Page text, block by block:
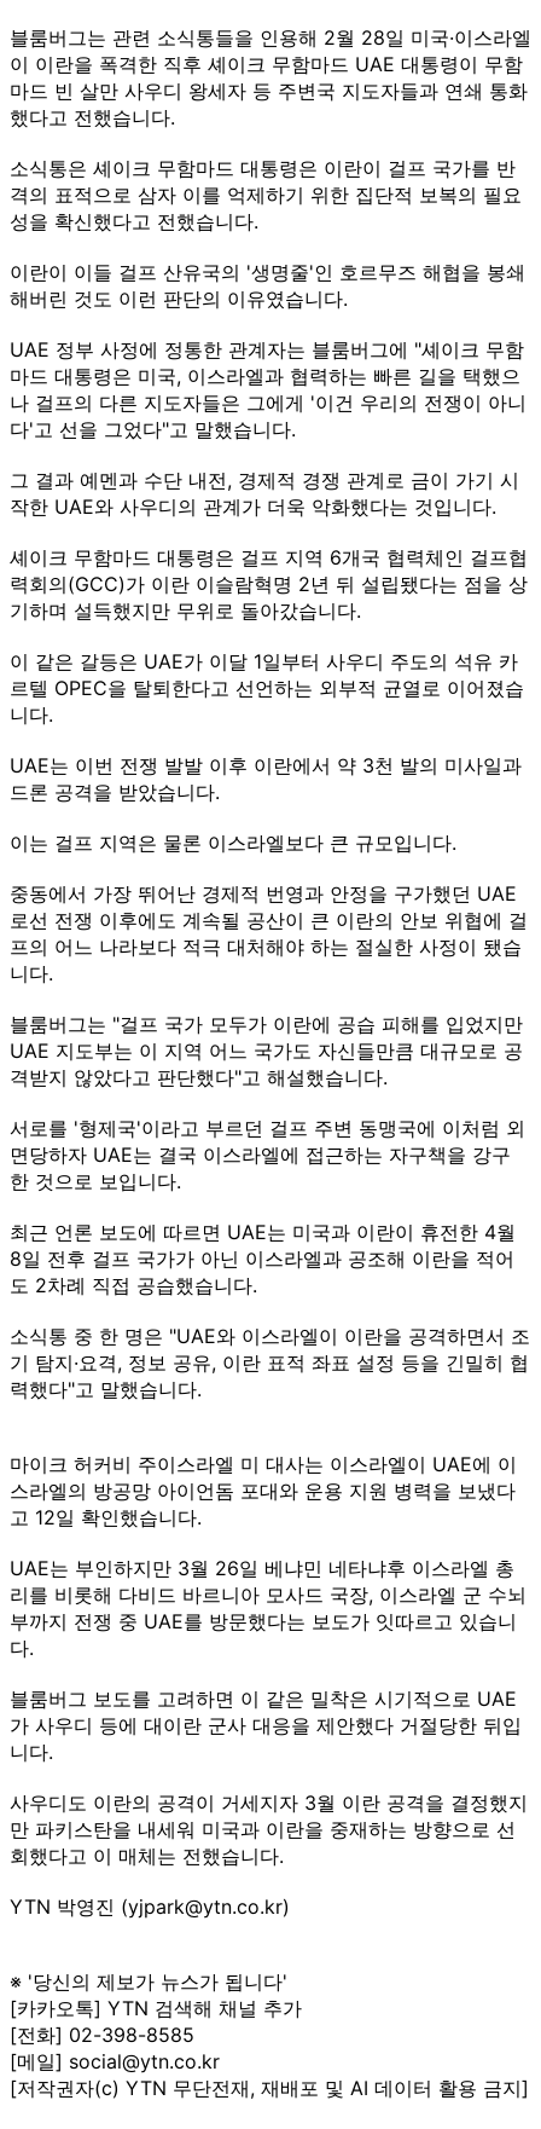
블룸버그는 관련 소식통들을 인용해 2월 28일 미국·이스라엘
이 이란을 폭격한 직후 셰이크 무함마드 UAE 대통령이 무함
마드 빈 살만 사우디 왕세자 등 주변국 지도자들과 연쇄 통화
했다고 전했습니다.
소식통은 셰이크 무함마드 대통령은 이란이 걸프 국가를 반
격의 표적으로 삼자 이를 억제하기 위한 집단적 보복의 필요
성을 확신했다고 전했습니다.
이란이 이들 걸프 산유국의 '생명줄'인 호르무즈 해협을 봉쇄
해버린 것도 이런 판단의 이유였습니다.
UAE 정부 사정에 정통한 관계자는 블룸버그에 "셰이크 무함
마드 대통령은 미국, 이스라엘과 협력하는 빠른 길을 택했으
나 걸프의 다른 지도자들은 그에게 '이건 우리의 전쟁이 아니
다'고 선을 그었다"고 말했습니다.
그 결과 예멘과 수단 내전, 경제적 경쟁 관계로 금이 가기 시
작한 UAE와 사우디의 관계가 더욱 악화했다는 것입니다.
셰이크 무함마드 대통령은 걸프 지역 6개국 협력체인 걸프협
력회의(GCC)가 이란 이슬람혁명 2년 뒤 설립됐다는 점을 상
기하며 설득했지만 무위로 돌아갔습니다.
이 같은 갈등은 UAE가 이달 1일부터 사우디 주도의 석유 카
르텔 OPEC을 탈퇴한다고 선언하는 외부적 균열로 이어졌습
니다.
UAE는 이번 전쟁 발발 이후 이란에서 약 3천 발의 미사일과
드론 공격을 받았습니다.
이는 걸프 지역은 물론 이스라엘보다 큰 규모입니다.
중동에서 가장 뛰어난 경제적 번영과 안정을 구가했던 UAE
로선 전쟁 이후에도 계속될 공산이 큰 이란의 안보 위협에 걸
프의 어느 나라보다 적극 대처해야 하는 절실한 사정이 됐습
니다.
블룸버그는 "걸프 국가 모두가 이란에 공습 피해를 입었지만
UAE 지도부는 이 지역 어느 국가도 자신들만큼 대규모로 공
격받지 않았다고 판단했다"고 해설했습니다.
서로를 '형제국'이라고 부르던 걸프 주변 동맹국에 이처럼 외
면당하자 UAE는 결국 이스라엘에 접근하는 자구책을 강구
한 것으로 보입니다.
최근 언론 보도에 따르면 UAE는 미국과 이란이 휴전한 4월
8일 전후 걸프 국가가 아닌 이스라엘과 공조해 이란을 적어
도 2차례 직접 공습했습니다.
소식통 중 한 명은 "UAE와 이스라엘이 이란을 공격하면서 조
기 탐지·요격, 정보 공유, 이란 표적 좌표 설정 등을 긴밀히 협
력했다"고 말했습니다.
마이크 허커비 주이스라엘 미 대사는 이스라엘이 UAE에 이
스라엘의 방공망 아이언돔 포대와 운용 지원 병력을 보냈다
고 12일 확인했습니다.
UAE는 부인하지만 3월 26일 베냐민 네타냐후 이스라엘 총
리를 비롯해 다비드 바르니아 모사드 국장, 이스라엘 군 수뇌
부까지 전쟁 중 UAE를 방문했다는 보도가 잇따르고 있습니
다.
블룸버그 보도를 고려하면 이 같은 밀착은 시기적으로 UAE
가 사우디 등에 대이란 군사 대응을 제안했다 거절당한 뒤입
니다.
사우디도 이란의 공격이 거세지자 3월 이란 공격을 결정했지
만 파키스탄을 내세워 미국과 이란을 중재하는 방향으로 선
회했다고 이 매체는 전했습니다.
YTN 박영진 (yjpark@ytn.co.kr)
※ '당신의 제보가 뉴스가 됩니다'
[카카오톡] YTN 검색해 채널 추가
[전화] 02-398-8585
[메일] social@ytn.co.kr
[저작권자(c) YTN 무단전재, 재배포 및 AI 데이터 활용 금지]